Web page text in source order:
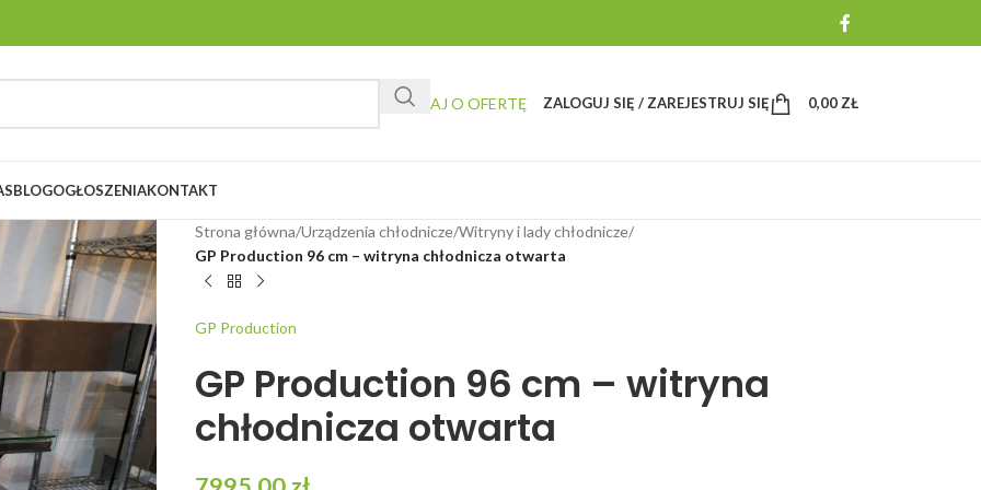
ZAPYTAJ O OFERTĘ ZALOGUJ SIĘ / ZAREJESTRUJ SIĘ 0,00 ZŁ
BLOGOGŁOSZENIAKONTAKT
Strona główna/Urządzenia chłodnicze/Witryny i lady chłodnicze/
GP Production 96 cm – witryna chłodnicza otwarta
GP Production
GP Production 96 cm – witryna
chłodnicza otwarta